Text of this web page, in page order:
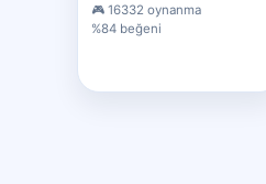
16332 oynanma
%84 beğeni